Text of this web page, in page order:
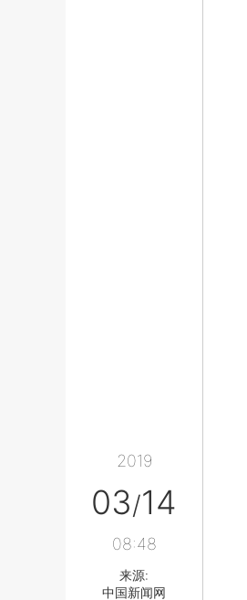
2019
03/14
08:48
来源:
中国新闻网